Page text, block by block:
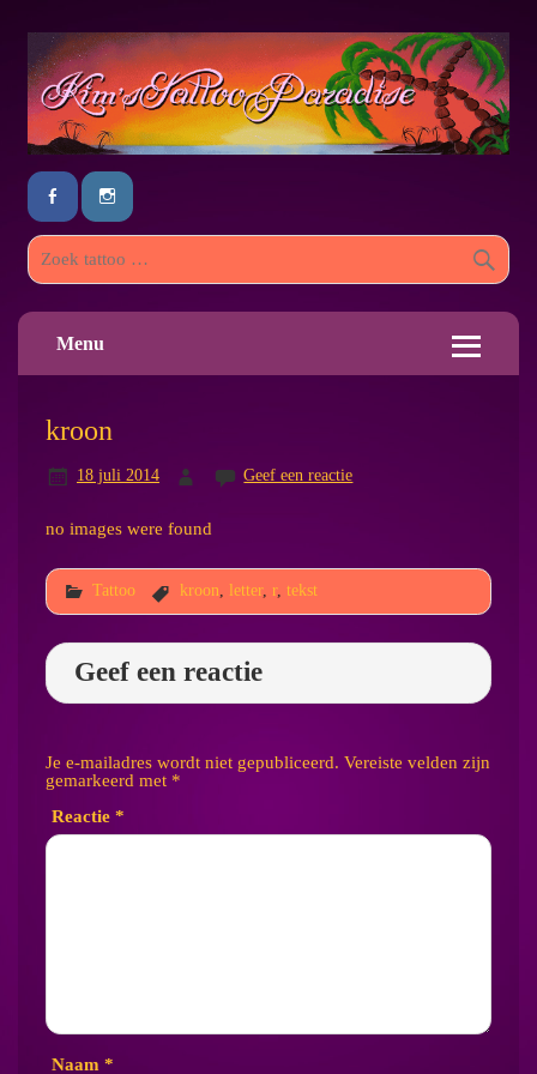
Menu
kroon
18 juli 2014 Geef een reactie
no images were found
Tattoo kroon letter, r, tekst
Geef een reactie
Je e-mailadres wordt niet gepubliceerd. Vereiste velden zijn
gemarkeerd met *
Reactie *
Naam *